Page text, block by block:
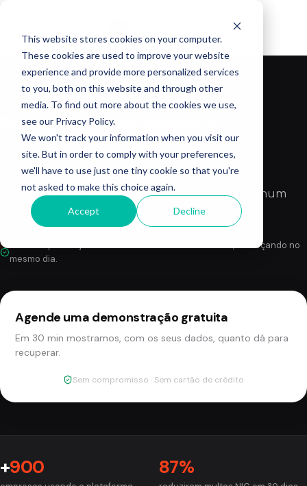
This website stores cookies on your computer.
These cookies are used to improve your website
experience and provide more personalized services
to you, both on this website and through other
media. To find out more about the cookies we use,
see our Privacy Policy.
We won't track your information when you visit our
site. But in order to comply with your preferences,
we'll have to use just one tiny cookie so that you're
not asked to make this choice again.
Accept Decline
PARA QUEM DECIDE E PARA QUEM OPERA A FROTA
Pare de apagar incêndio.
Comece a antecipar.
A Frota 162 monitora multas, condutores e
documentação da sua frota automaticamente, num
painel só — e avisa antes do prazo vencer.
+900 empresas já usam a Frota 162 — sem fidelidade, começando no
mesmo dia.
Agende uma demonstração gratuita
Em 30 min mostramos, com os seus dados, quanto dá para
recuperar.
Sem compromisso · Sem cartão de crédito
+900 87%